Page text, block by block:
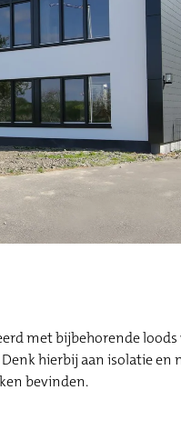
met bijbehorende
hierbij aan isolatie
bevinden.